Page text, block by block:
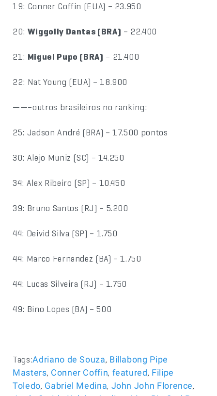
19: Conner Coffin (EUA) – 23.950
20: Wiggolly Dantas (BRA) – 22.400
21: Miguel Pupo (BRA) – 21.400
22: Nat Young (EUA) – 18.900
——–outros brasileiros no ranking:
25: Jadson André (BRA) – 17.500 pontos
30: Alejo Muniz (SC) – 14.250
34: Alex Ribeiro (SP) – 10.450
39: Bruno Santos (RJ) – 5.200
44: Deivid Silva (SP) – 1.750
44: Marco Fernandez (BA) – 1.750
44: Lucas Silveira (RJ) – 1.750
49: Bino Lopes (BA) – 500
Tags:Adriano de Souza, Billabong Pipe
Masters, Conner Coffin, featured, Filipe
Toledo, Gabriel Medina, John John Florence,